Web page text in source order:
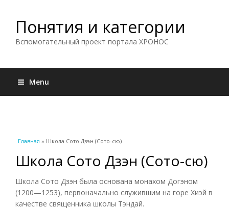
Понятия и категории
Вспомогательный проект портала ХРОНОС
Menu
Вы здесь
Главная » Школа Сото Дзэн (Сото-сю)
Школа Сото Дзэн (Сото-сю)
Школа Сото Дзэн была основана монахом Догэном
(1200—1253), первоначально служившим на горе Хиэй в
качестве священника школы Тэндай.